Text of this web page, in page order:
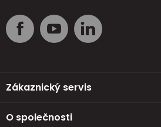
Zákaznický servis
O společnosti